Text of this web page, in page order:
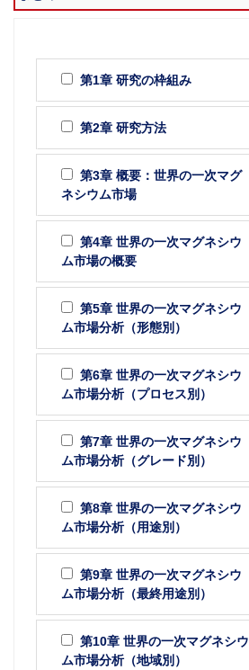
第1章 研究の枠組み
第2章 研究方法
第3章 概要：世界の一次マグ
ネシウム市場
第4章 世界の一次マグネシウ
ム市場の概要
第5章 世界の一次マグネシウ
ム市場分析（形態別）
第6章 世界の一次マグネシウ
ム市場分析（プロセス別）
第7章 世界の一次マグネシウ
ム市場分析（グレード別）
第8章 世界の一次マグネシウ
ム市場分析（用途別）
第9章 世界の一次マグネシウ
ム市場分析（最終用途別）
第10章 世界の一次マグネシウ
ム市場分析（地域別）